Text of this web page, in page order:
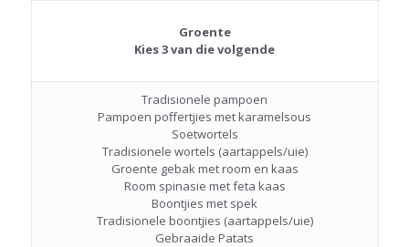
Groente
Kies 3 van die volgende
Tradisionele pampoen
Pampoen poffertjies met karamelsous
Soetwortels
Tradisionele wortels (aartappels/uie)
Groente gebak met room en kaas
Room spinasie met feta kaas
Boontjies met spek
Tradisionele boontjies (aartappels/uie)
Gebraaide Patats